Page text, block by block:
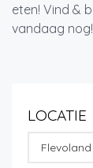
eten! Vind &
vandaag nog!
LOCATIE
Flevoland